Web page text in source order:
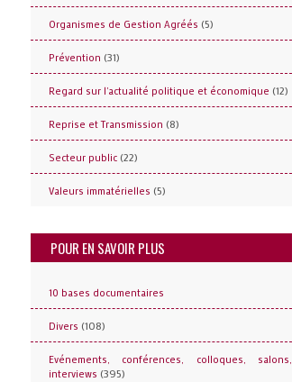
Organismes de Gestion Agréés (5)
Prévention (31)
Regard sur l'actualité politique et économique (12)
Reprise et Transmission (8)
Secteur public (22)
Valeurs immatérielles (5)
POUR EN SAVOIR PLUS
10 bases documentaires
Divers (108)
Evénements, conférences, colloques, salons,
interviews (395)